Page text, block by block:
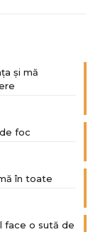
și mă
foc
în toate
face o sută de